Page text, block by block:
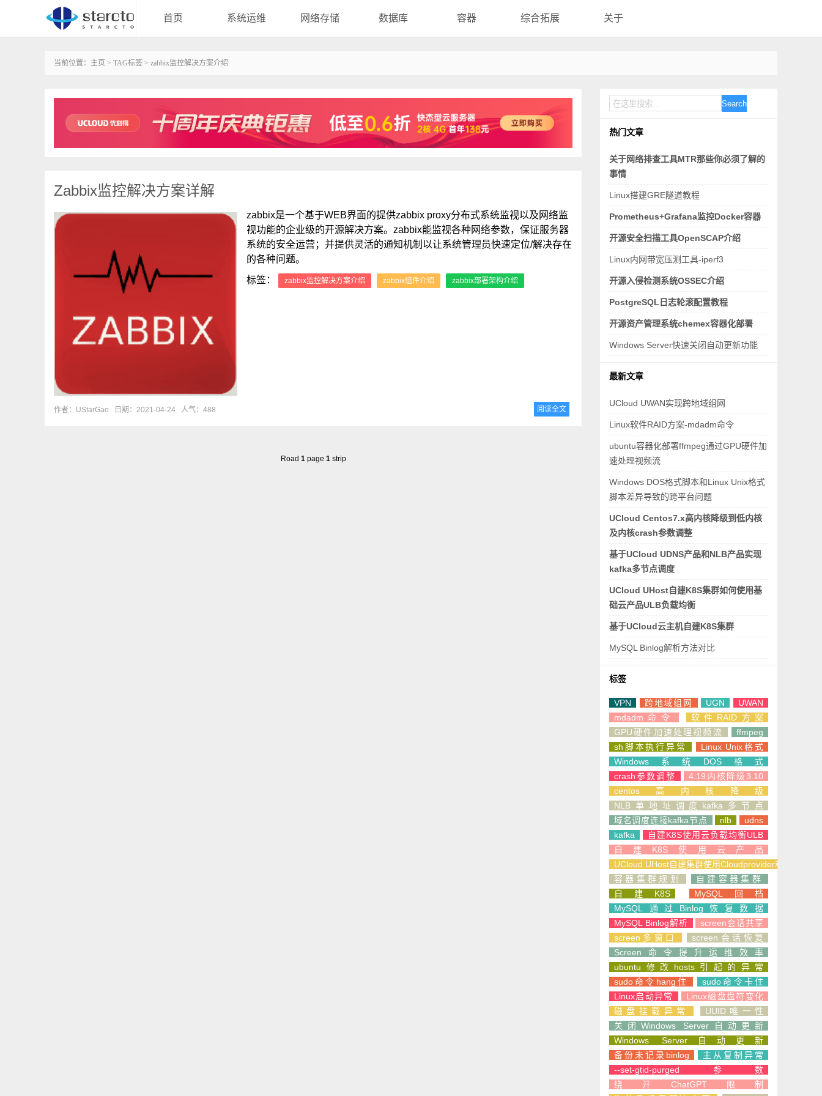
首页 系统运维 网络存储 数据库 容器 综合拓展 关于
当前位置： 主页 > TAG标签 > zabbix监控解决方案介绍
Zabbix监控解决方案详解
zabbix是一个基于WEB界面的提供zabbix proxy分布式系统监视以及网络监
视功能的企业级的开源解决方案。zabbix能监视各种网络参数，保证服务器
系统的安全运营；并提供灵活的通知机制以让系统管理员快速定位/解决存在
的各种问题。
标签：
zabbix监控解决方案介绍 zabbix组件介绍 zabbix部署架构介绍
作者：UStarGao 日期：2021-04-24 人气：488 阅读全文
Road 1 page 1 strip
Search
热门文章
关于网络排查工具MTR那些你必须了解的
事情
Linux搭建GRE隧道教程
Prometheus+Grafana监控Docker容器
开源安全扫描工具OpenSCAP介绍
Linux内网带宽压测工具-iperf3
开源入侵检测系统OSSEC介绍
PostgreSQL日志轮滚配置教程
开源资产管理系统chemex容器化部署
Windows Server快速关闭自动更新功能
最新文章
UCloud UWAN实现跨地域组网
Linux软件RAID方案-mdadm命令
ubuntu容器化部署ffmpeg通过GPU硬件加
速处理视频流
Windows DOS格式脚本和Linux Unix格式
脚本差异导致的跨平台问题
UCloud Centos7.x高内核降级到低内核
及内核crash参数调整
基于UCloud UDNS产品和NLB产品实现
kafka多节点调度
UCloud UHost自建K8S集群如何使用基
础云产品ULB负载均衡
基于UCloud云主机自建K8S集群
MySQL Binlog解析方法对比
标签
VPN 跨地域组网 UGN
UWAN
mdadm命令
软件RAID方案
GPU硬件加速处理视频流
ffmpeg
sh脚本执行异常
Linux Unix格式
Windows系统DOS格式
crash参数调整
4.19内核降级3.10
centos高内核降级
NLB单地址调度kafka多节点
域名调度连接kafka节点
nlb
udns
kafka
自建K8S使用云负载均衡ULB
自建K8S使用云产品
UCloud UHost自建集群使用Cloudprovider和CSI
容器集群规划
自建容器集群
自建K8S
MySQL回档
MySQL通过Binlog恢复数据
MySQL Binlog解析
screen会话共享
screen多窗口
screen会话恢复
Screen命令提升运维效率
ubuntu修改hosts引起的异常
sudo命令hang住
sudo命令卡住
Linux启动异常
Linux磁盘盘符变化
磁盘挂载异常
UUID唯一性
关闭Windows Server自动更新
Windows Server自动更新
备份未记录binlog
主从复制异常
--set-gtid-purged参数
绕开ChatGPT限制